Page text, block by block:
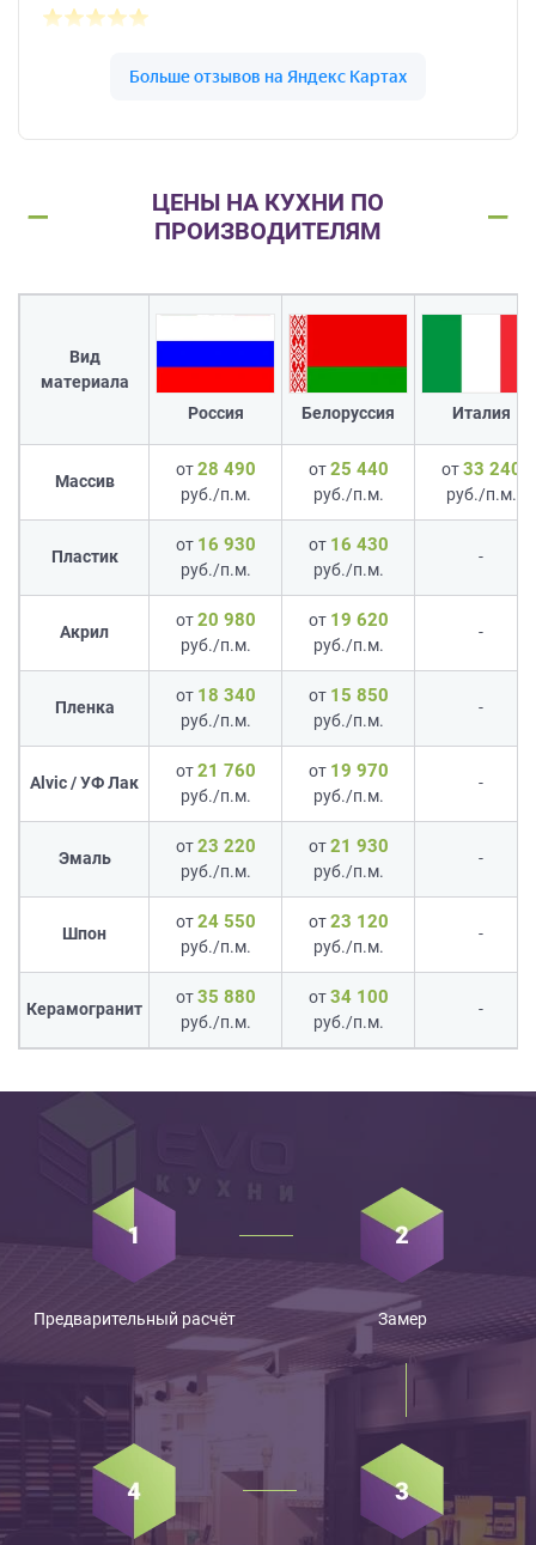
ЦЕНЫ НА КУХНИ ПО
ПРОИЗВОДИТЕЛЯМ
Вид
материала
Россия
Белоруссия Италия
Массив
от28 490
руб./п.м.
от25 440
руб./п.м.
от33 240
руб./п.м.
Пластик
от 16 930
руб./п.м.
от 16 430
руб./п.м.
-
Акрил
от20 980
руб./п.м.
от 19 620
руб./п.м.
-
Пленка
от 18 340
руб./п.м.
от 15 850
руб./п.м.
-
Alvic / УФ Лак
от21 760
руб./п.м.
от 19 970
руб./п.м.
-
Эмаль
от23 220
руб./п.м.
от21 930
руб./п.м.
-
Шпон
от24 550
руб./п.м.
от23 120
руб./п.м.
-
Керамогранит
от35 880
руб./п.м.
от34 100
руб./п.м.
-
Предварительный расчёт Замер